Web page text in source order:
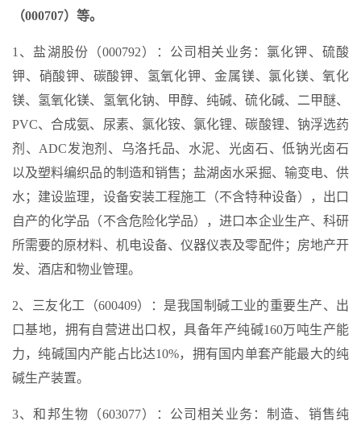
（000707）等。
1、盐湖股份（000792）：公司相关业务：氯化钾、硫酸
钾、硝酸钾、碳酸钾、氢氧化钾、金属镁、氯化镁、氧化
镁、氢氧化镁、氢氧化钠、甲醇、纯碱、硫化碱、二甲醚、
PVC、合成氨、尿素、氯化铵、氯化锂、碳酸锂、钠浮选药
剂、ADC发泡剂、乌洛托品、水泥、光卤石、低钠光卤石
以及塑料编织品的制造和销售；盐湖卤水采掘、输变电、供
水；建设监理，设备安装工程施工（不含特种设备），出口
自产的化学品（不含危险化学品），进口本企业生产、科研
所需要的原材料、机电设备、仪器仪表及零配件；房地产开
发、酒店和物业管理。
2、三友化工（600409）：是我国制碱工业的重要生产、出
口基地，拥有自营进出口权，具备年产纯碱160万吨生产能
力，纯碱国内产能占比达10%，拥有国内单套产能最大的纯
碱生产装置。
3、和邦生物（603077）：公司相关业务：制造、销售纯